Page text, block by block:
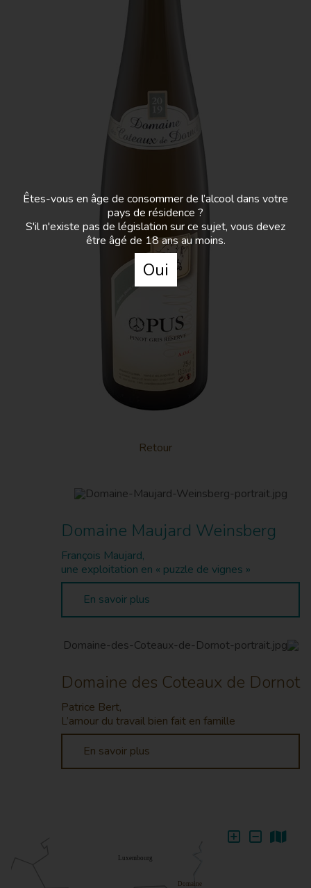
Êtes-vous en âge de consommer de l’alcool dans votre
pays de résidence ?
S'il n'existe pas de législation sur ce sujet, vous devez
être âgé de 18 ans au moins.
Oui
Domaine des Coteaux de Dornot
La cuvée de ma fille Nina, dont l’étiquette
présente le signe de la paix.
Lumineux également, il présente une robe jaune
ambre. Le nez est d’une grande complexité
aromatique, avec des notes fumées, d’abricot et
une fraîcheur qui laisse apparaître des notes de
fruits jaunes et d’épices. A déguster avec des
asperges au saumon, une blanquette de veau…
Retour
Domaine Maujard Weinsberg
François Maujard,
une exploitation en « puzzle de vignes »
En savoir plus
Domaine des Coteaux de Dornot
Patrice Bert,
L’amour du travail bien fait en famille
En savoir plus